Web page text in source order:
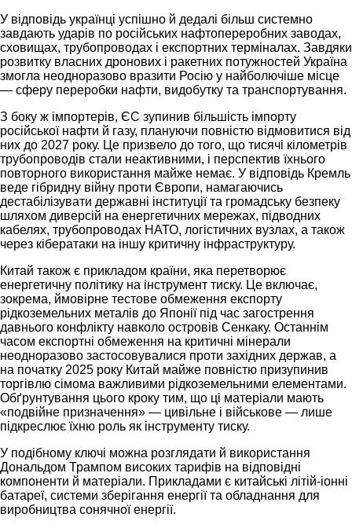
У відповідь українці успішно й дедалі більш системно
завдають ударів по російських нафтопереробних заводах,
сховищах, трубопроводах і експортних терміналах. Завдяки
розвитку власних дронових і ракетних потужностей Україна
змогла неодноразово вразити Росію у найболючіше місце
— сферу переробки нафти, видобутку та транспортування.
З боку ж імпортерів, ЄС зупинив більшість імпорту
російської нафти й газу, плануючи повністю відмовитися від
них до 2027 року. Це призвело до того, що тисячі кілометрів
трубопроводів стали неактивними, і перспектив їхнього
повторного використання майже немає. У відповідь Кремль
веде гібридну війну проти Європи, намагаючись
дестабілізувати державні інституції та громадську безпеку
шляхом диверсій на енергетичних мережах, підводних
кабелях, трубопроводах НАТО, логістичних вузлах, а також
через кібератаки на іншу критичну інфраструктуру.
Китай також є прикладом країни, яка перетворює
енергетичну політику на інструмент тиску. Це включає,
зокрема, ймовірне тестове обмеження експорту
рідкоземельних металів до Японії під час загострення
давнього конфлікту навколо островів Сенкаку. Останнім
часом експортні обмеження на критичні мінерали
неодноразово застосовувалися проти західних держав, а
на початку 2025 року Китай майже повністю призупинив
торгівлю сімома важливими рідкоземельними елементами.
Обґрунтування цього кроку тим, що ці матеріали мають
«подвійне призначення» — цивільне і військове — лише
підкреслює їхню роль як інструменту тиску.
У подібному ключі можна розглядати й використання
Дональдом Трампом високих тарифів на відповідні
компоненти й матеріали. Прикладами є китайські літій-іонні
батареї, системи зберігання енергії та обладнання для
виробництва сонячної енергії.